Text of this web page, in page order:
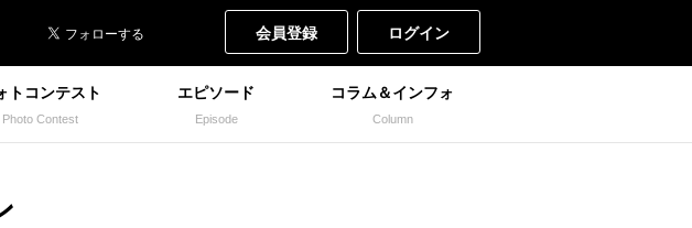
会員登録 ログイン
トコンテスト
Photo Contest
エピソード
Episode
コラム＆インフォ
Column